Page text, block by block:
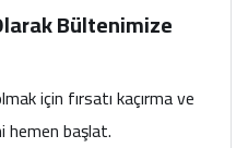
Bültenimize
için fırsatı kaçırma ve
başlat.